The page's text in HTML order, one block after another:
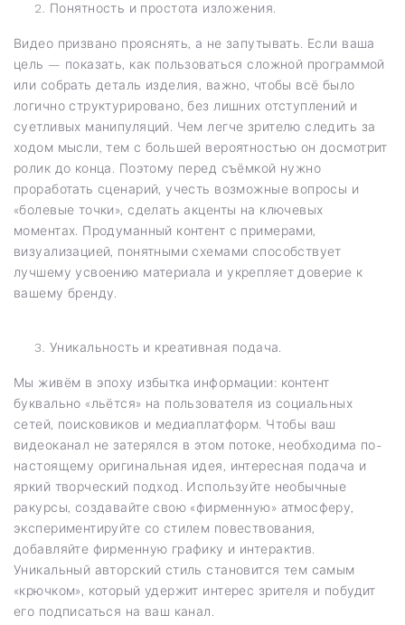
Понятность и простота изложения.
Видео призвано прояснять, а не запутывать. Если ваша
цель — показать, как пользоваться сложной программой
или собрать деталь изделия, важно, чтобы всё было
логично структурировано, без лишних отступлений и
суетливых манипуляций. Чем легче зрителю следить за
ходом мысли, тем с большей вероятностью он досмотрит
ролик до конца. Поэтому перед съёмкой нужно
проработать сценарий, учесть возможные вопросы и
«болевые точки», сделать акценты на ключевых
моментах. Продуманный контент с примерами,
визуализацией, понятными схемами способствует
лучшему усвоению материала и укрепляет доверие к
вашему бренду.
Уникальность и креативная подача.
Мы живём в эпоху избытка информации: контент
буквально «льётся» на пользователя из социальных
сетей, поисковиков и медиаплатформ. Чтобы ваш
видеоканал не затерялся в этом потоке, необходима по-
настоящему оригинальная идея, интересная подача и
яркий творческий подход. Используйте необычные
ракурсы, создавайте свою «фирменную» атмосферу,
экспериментируйте со стилем повествования,
добавляйте фирменную графику и интерактив.
Уникальный авторский стиль становится тем самым
«крючком», который удержит интерес зрителя и побудит
его подписаться на ваш канал.